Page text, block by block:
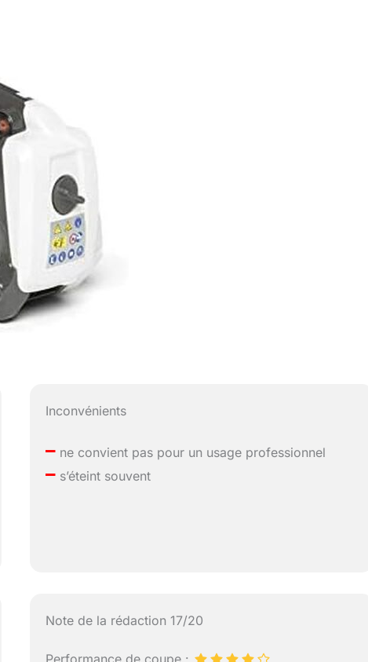
Inconvénients
– ne convient pas pour un usage professionnel
– s’éteint souvent
Note de la rédaction 17/20
Performance de coupe :